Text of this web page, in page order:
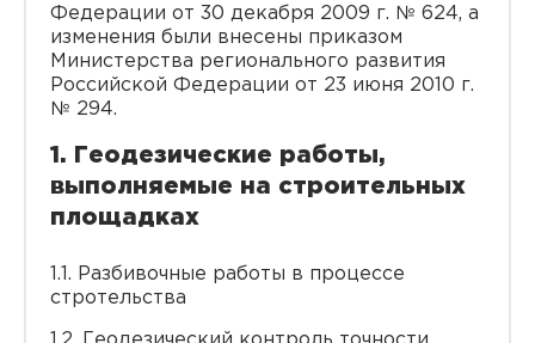
Федерации от 30 декабря 2009 г. № 624, а
изменения были внесены приказом
Министерства регионального развития
Российской Федерации от 23 июня 2010 г.
№ 294.
1. Геодезические работы,
выполняемые на строительных
площадках
1.1. Разбивочные работы в процессе
стротельства